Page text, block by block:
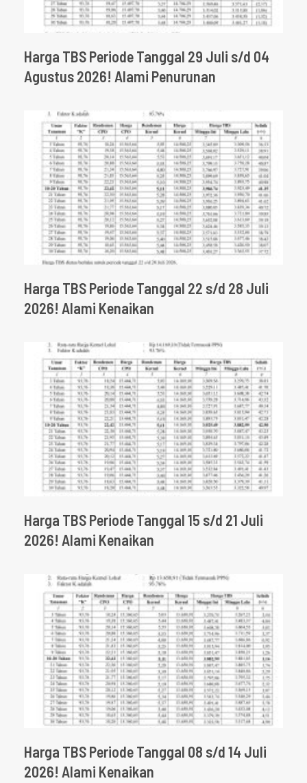
Harga TBS Periode Tanggal 29 Juli s/d 04
Agustus 2026! Alami Penurunan
Harga TBS Periode Tanggal 22 s/d 28 Juli
2026! Alami Kenaikan
Harga TBS Periode Tanggal 15 s/d 21 Juli
2026! Alami Kenaikan
Harga TBS Periode Tanggal 08 s/d 14 Juli
2026! Alami Kenaikan